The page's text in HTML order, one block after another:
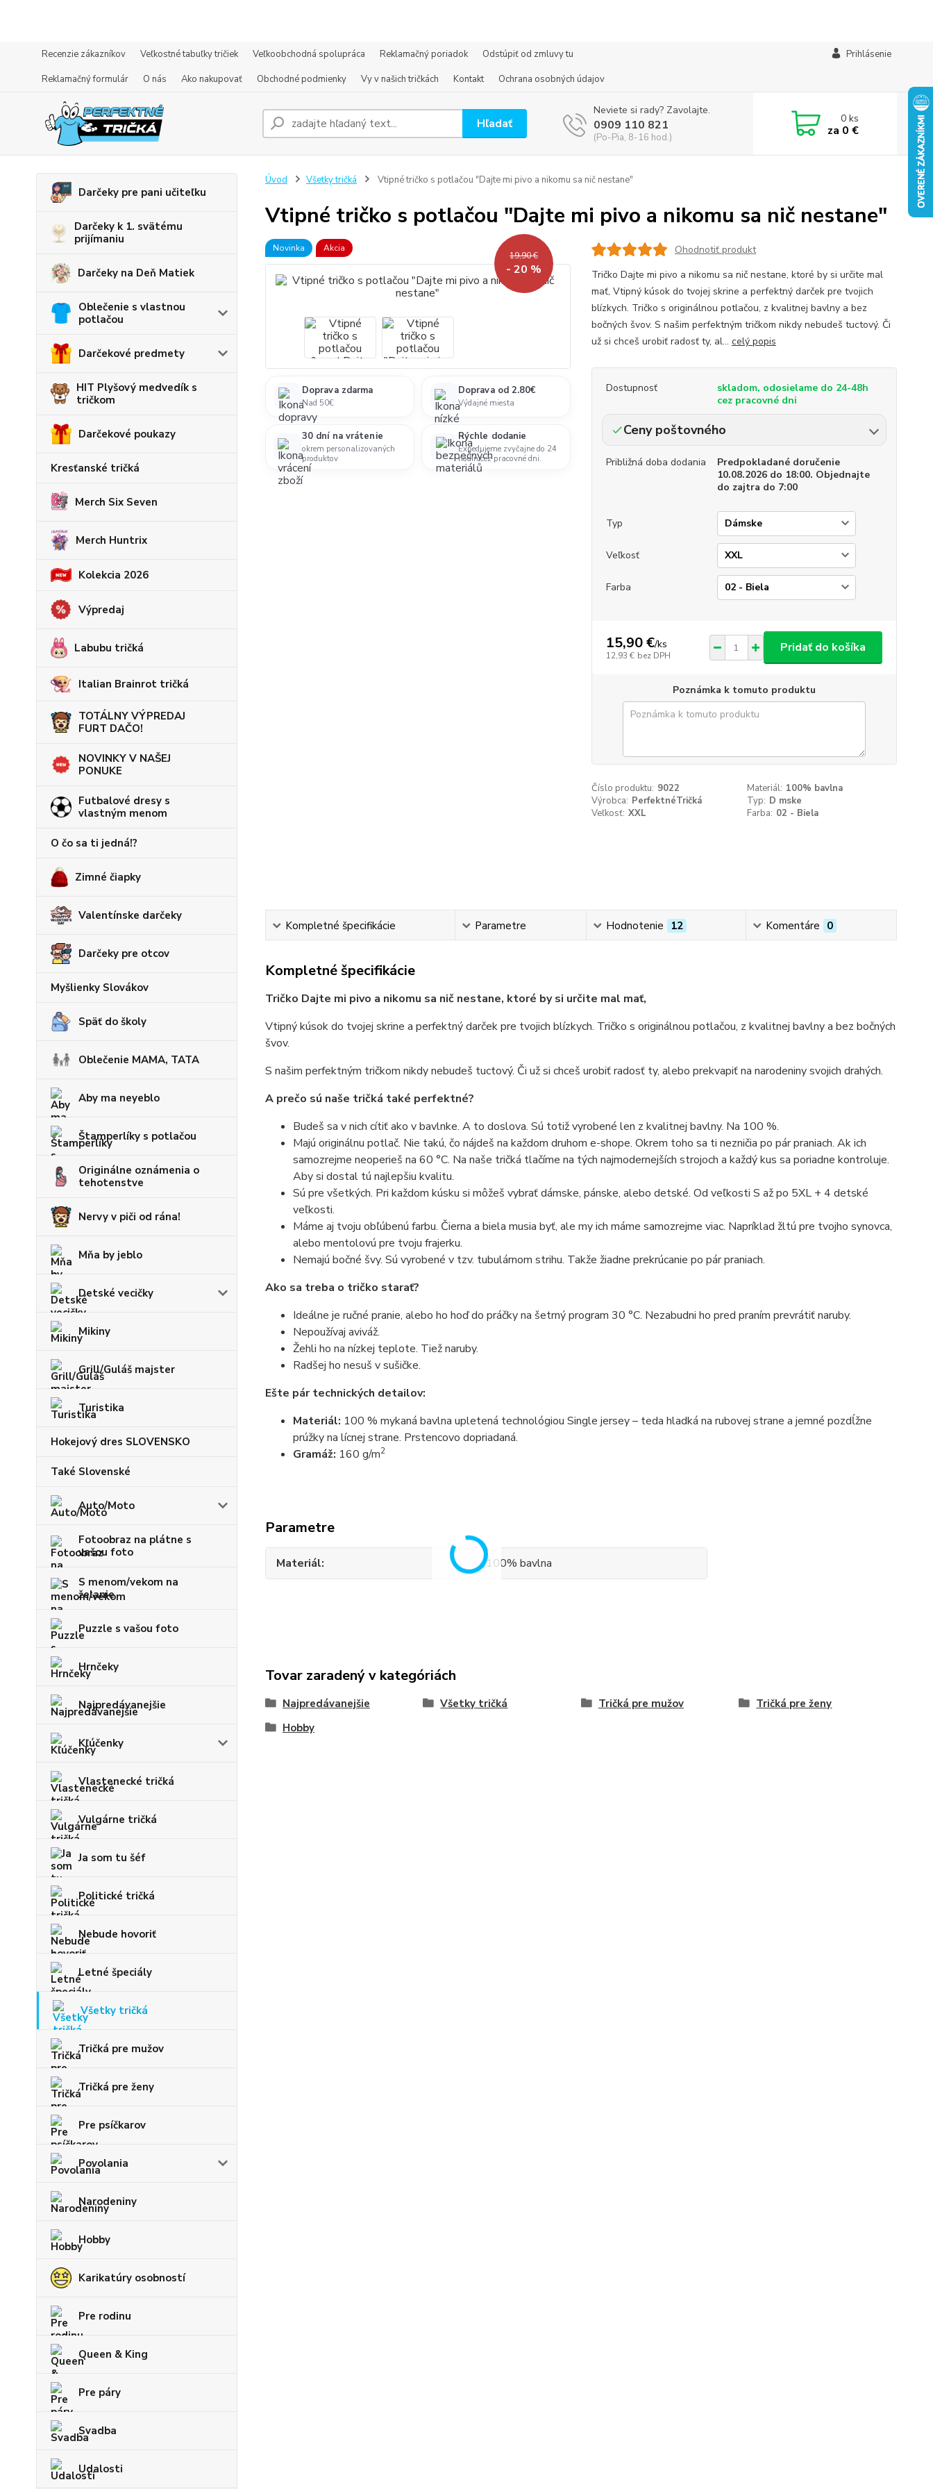
Recenzie zákazníkov Veľkostné tabuľky tričiek Veľkoobchodná spolupráca Reklamačný poriadok
Odstúpiť od zmluvy tu
Reklamačný formulár
O nás Ako nakupovať Obchodné podmienky Vy v našich tričkách Kontakt Ochrana osobných údajov
Prihlásenie
Hľadať
Neviete si rady? Zavolajte.
0909 110 821
(Po-Pia, 8-16 hod.)
0ks
za 0 €
Darčeky pre pani učiteľku
Darčeky k 1. svätému
prijímaniu
Darčeky na Deň Matiek
Oblečenie s vlastnou
potlačou
Darčekové predmety
HIT Plyšový medvedík s
tričkom
Darčekové poukazy
Kresťanské tričká
Merch Six Seven
Merch Huntrix
Kolekcia 2026
Výpredaj
Labubu tričká
Italian Brainrot tričká
TOTÁLNY VÝPREDAJ
FURT DAČO!
NOVINKY V NAŠEJ
PONUKE
Futbalové dresy s
vlastným menom
O čo sa ti jedná!?
Zimné čiapky
Valentínske darčeky
Darčeky pre otcov
Myšlienky Slovákov
Späť do školy
Oblečenie MAMA, TATA
Aby ma neyeblo
Štamperlíky s potlačou
Originálne oznámenia o
tehotenstve
Nervy v piči od rána!
Mňa by jeblo
Detské vecičky
Mikiny
Grill/Guláš majster
Turistika
Hokejový dres SLOVENSKO
Také Slovenské
Auto/Moto
Fotoobraz na plátne s
vašou foto
S menom/vekom na
želanie
Puzzle s vašou foto
Hrnčeky
Najpredávanejšie
Kľúčenky
Vlastenecké tričká
Vulgárne tričká
Ja som tu šéf
Politické tričká
Nebude hovoriť
Letné špeciály
Všetky tričká
Tričká pre mužov
Tričká pre ženy
Pre psíčkarov
Povolania
Narodeniny
Hobby
Karikatúry osobností
Pre rodinu
Queen & King
Pre páry
Svadba
Udalosti
Úvod Všetky tričká Vtipné tričko s potlačou "Dajte mi pivo a nikomu sa nič nestane"
Vtipné tričko s potlačou "Dajte mi pivo a nikomu sa nič nestane"
Novinka Akcia
19,90 €
- 20 %
Doprava zdarma
Nad 50€
Doprava od 2.80€
Výdajné miesta
30 dní na vrátenie
okrem personalizovaných
produktov
Rýchle dodanie
Expedujeme zvyčajne do 24
hodín cez pracovné dni.
Ohodnotiť produkt
Tričko Dajte mi pivo a nikomu sa nič nestane, ktoré by si určite mal
mať, Vtipný kúsok do tvojej skrine a perfektný darček pre tvojich
blízkych. Tričko s originálnou potlačou, z kvalitnej bavlny a bez
bočných švov. S našim perfektným tričkom nikdy nebudeš tuctový. Či
už si chceš urobiť radosť ty, al... celý popis
Dostupnosť
skladom, odosielame do 24-48h
cez pracovné dni
Ceny poštovného
Približná doba dodania
Predpokladané doručenie
10.08.2026 do 18:00. Objednajte
do zajtra do 7:00
Typ
Veľkosť
Farba
15,90 €/ks
12,93 € bez DPH
Pridať do košíka
Poznámka k tomuto produktu
Číslo produktu: 9022 Materiál: 100% bavlna
Výrobca: PerfektnéTričká Typ: D mske
Veľkosť: XXL Farba: 02 - Biela
Kompletné špecifikácie Parametre Hodnotenie 12 Komentáre 0
Kompletné špecifikácie
Tričko Dajte mi pivo a nikomu sa nič nestane, ktoré by si určite mal mať,
Vtipný kúsok do tvojej skrine a perfektný darček pre tvojich blízkych. Tričko s originálnou potlačou, z kvalitnej bavlny a bez bočných
švov.
S našim perfektným tričkom nikdy nebudeš tuctový. Či už si chceš urobiť radosť ty, alebo prekvapiť na narodeniny svojich drahých.
A prečo sú naše tričká také perfektné?
Budeš sa v nich cítiť ako v bavlnke. A to doslova. Sú totiž vyrobené len z kvalitnej bavlny. Na 100 %.
Majú originálnu potlač. Nie takú, čo nájdeš na každom druhom e-shope. Okrem toho sa ti nezničia po pár praniach. Ak ich
samozrejme neoperieš na 60 °C. Na naše tričká tlačíme na tých najmodernejších strojoch a každý kus sa poriadne kontroluje.
Aby si dostal tú najlepšiu kvalitu.
Sú pre všetkých. Pri každom kúsku si môžeš vybrať dámske, pánske, alebo detské. Od veľkosti S až po 5XL + 4 detské
veľkosti.
Máme aj tvoju obľúbenú farbu. Čierna a biela musia byť, ale my ich máme samozrejme viac. Napríklad žltú pre tvojho synovca,
alebo mentolovú pre tvoju frajerku.
Nemajú bočné švy. Sú vyrobené v tzv. tubulárnom strihu. Takže žiadne prekrúcanie po pár praniach.
Ako sa treba o tričko starať?
Ideálne je ručné pranie, alebo ho hoď do práčky na šetrný program 30 °C. Nezabudni ho pred praním prevrátiť naruby.
Nepoužívaj aviváž.
Žehli ho na nízkej teplote. Tiež naruby.
Radšej ho nesuš v sušičke.
Ešte pár technických detailov:
Materiál: 100 % mykaná bavlna upletená technológiou Single jersey – teda hladká na rubovej strane a jemné pozdĺžne
prúžky na lícnej strane. Prstencovo dopriadaná.
Gramáž: 160 g/m2
Parametre
Materiál 100% bavlna
Tovar zaradený v kategóriách
Najpredávanejšie Všetky tričká Tričká pre mužov
Tričká pre ženy
Hobby